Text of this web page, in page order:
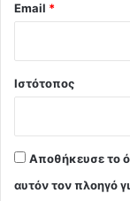
Email *
Ιστότοπος
Αποθήκευσε το
αυτόν τον πλοηγό